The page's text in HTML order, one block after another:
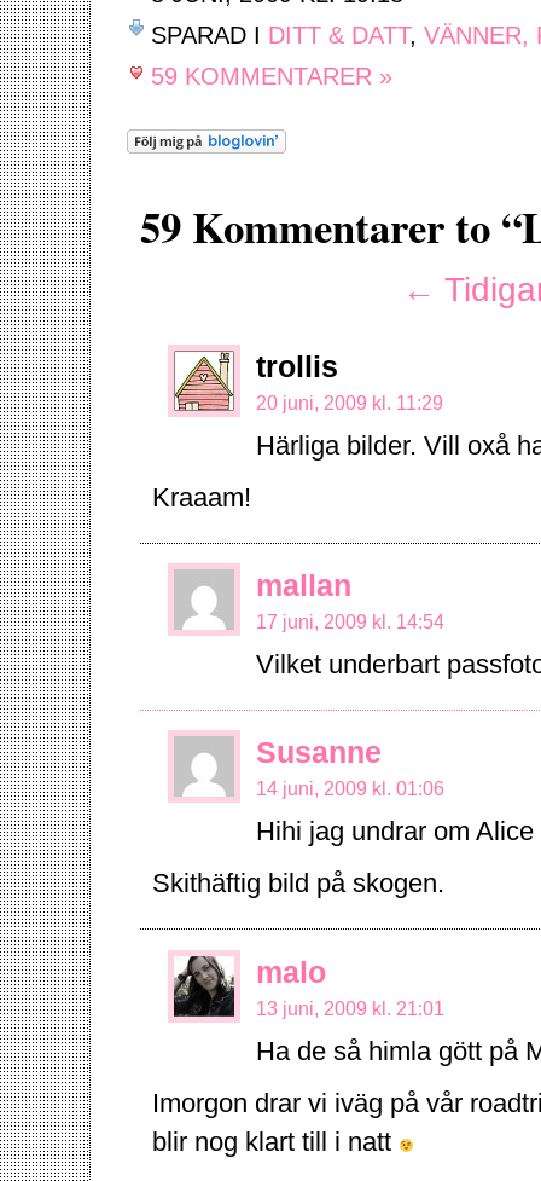
SPARAD I DITT & DATT, VÄNNER,
59 KOMMENTARER »
59 Kommentarer to
←
trollis
20 juni, 2009 kl. 11:29
Härliga bilder. Vill oxå
Kraaam!
mallan
17 juni, 2009 kl. 14:54
Vilket underbart
Susanne
14 juni, 2009 kl. 01:06
Hihi jag undrar om
Skithäftig bild på skogen.
malo
13 juni, 2009 kl. 21:01
Ha de så himla gött på
Imorgon drar vi iväg på vår
blir nog klart till i natt